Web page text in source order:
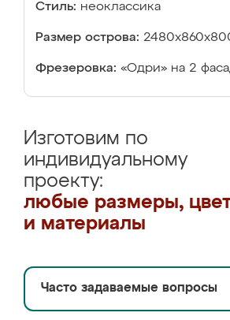
Стиль: неоклассика
Размер острова:
Фрезеровка: «Одри» на 2
Изготовим по
индивидуальному
проекту:
любые размеры,
и материалы
Часто задаваемые вопросы